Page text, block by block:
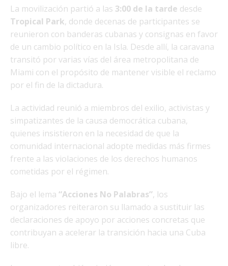
La movilización partió a las 3:00 de la tarde desde
Tropical Park, donde decenas de participantes se
reunieron con banderas cubanas y consignas en favor
de un cambio político en la Isla. Desde allí, la caravana
transitó por varias vías del área metropolitana de
Miami con el propósito de mantener visible el reclamo
por el fin de la dictadura.
La actividad reunió a miembros del exilio, activistas y
simpatizantes de la causa democrática cubana,
quienes insistieron en la necesidad de que la
comunidad internacional adopte medidas más firmes
frente a las violaciones de los derechos humanos
cometidas por el régimen.
Bajo el lema “Acciones No Palabras”, los
organizadores reiteraron su llamado a sustituir las
declaraciones de apoyo por acciones concretas que
contribuyan a acelerar la transición hacia una Cuba
libre.